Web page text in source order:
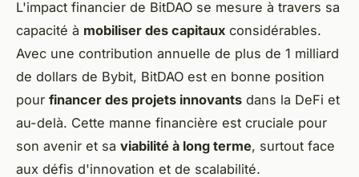
L'impact financier de BitDAO se mesure à travers sa
capacité à mobiliser des capitaux considérables.
Avec une contribution annuelle de plus de 1 milliard
de dollars de Bybit, BitDAO est en bonne position
pour financer des projets innovants dans la DeFi et
au-delà. Cette manne financière est cruciale pour
son avenir et sa viabilité à long terme, surtout face
aux défis d'innovation et de scalabilité.